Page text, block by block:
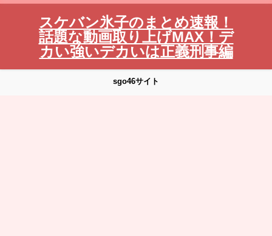
スケバン氷子のまとめ速報！
話題な動画取り上げMAX！デ
カい強いデカいは正義刑事編
sgo46サイト